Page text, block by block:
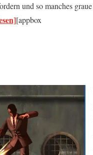
und so manches graue
[appbox